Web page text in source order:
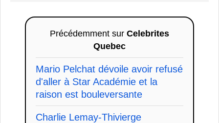
Précédemment sur Celebrites
Quebec
Mario Pelchat dévoile avoir refusé
d'aller à Star Académie et la
raison est bouleversante
Charlie Lemay-Thivierge